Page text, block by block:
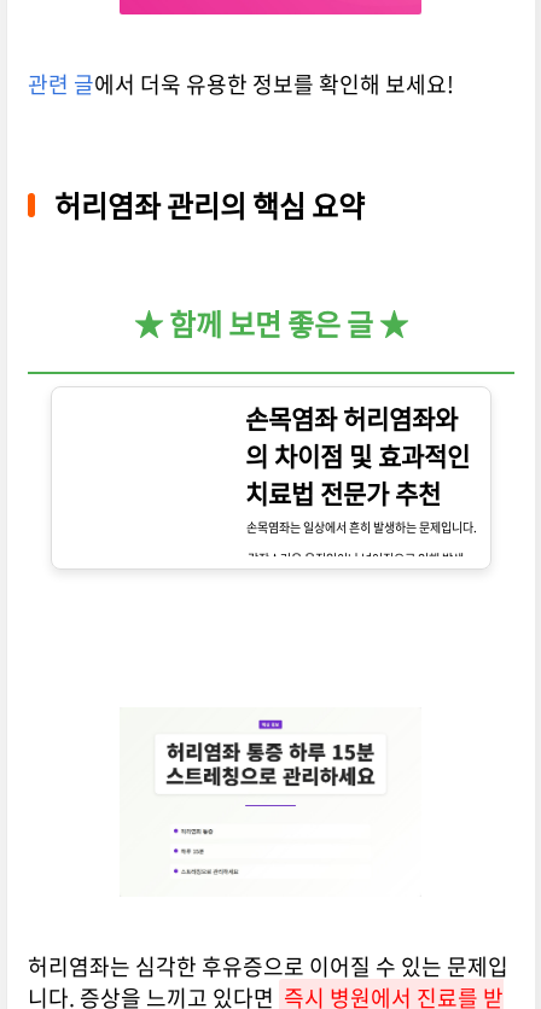
관련 글에서 더욱 유용한 정보를 확인해 보세요!
허리염좌 관리의 핵심 요약
★ 함께 보면 좋은 글 ★
손목염좌 허리염좌와
의 차이점 및 효과적인
치료법 전문가 추천
손목염좌는 일상에서 흔히 발생하는 문제입니다.
갑작스러운 움직임이나 넘어짐으로 인해 발생하
허리염좌는 심각한 후유증으로 이어질 수 있는 문제입
니다. 증상을 느끼고 있다면 즉시 병원에서 진료를 받